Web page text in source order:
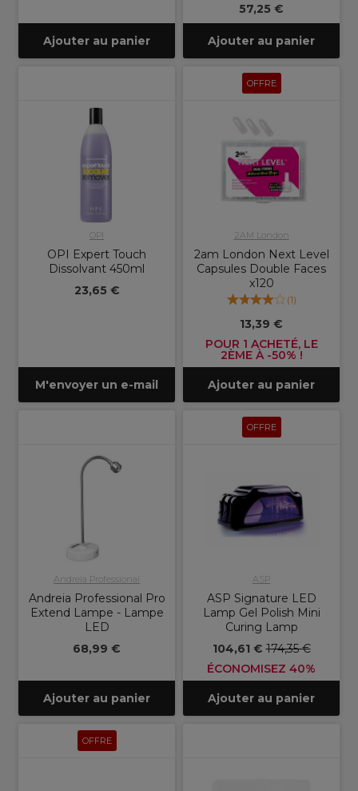
Ajouter au panier
57,25 €
Ajouter au panier
OPI
OPI Expert Touch
Dissolvant 450ml
23,65 €
M'envoyer un e-mail
OFFRE
2AM London
2am London Next Level
Capsules Double Faces
x120
(1)
13,39 €
POUR 1 ACHETÉ, LE
2ÈME À -50% !
Ajouter au panier
Andreia Professional
Andreia Professional Pro
Extend Lampe - Lampe
LED
68,99 €
Ajouter au panier
OFFRE
ASP
ASP Signature LED
Lamp Gel Polish Mini
Curing Lamp
104,61 €174,35 €
ÉCONOMISEZ 40%
Ajouter au panier
OFFRE